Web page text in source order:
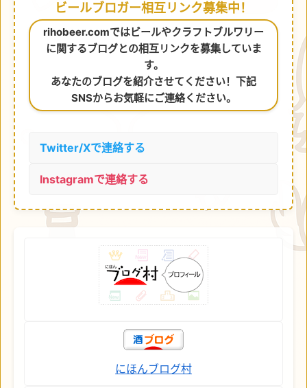
ビールブロガー相互リンク募集中！
rihobeer.comではビールやクラフトブルワリー
に関するブログとの相互リンクを募集していま
す。
あなたのブログを紹介させてください！下記
SNSからお気軽にご連絡ください。
Twitter/Xで連絡する
Instagramで連絡する
にほんブログ村